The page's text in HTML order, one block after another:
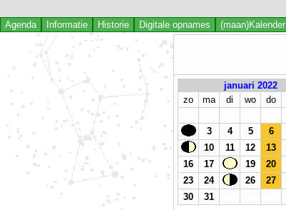
Agenda Informatie Historie Digitale opnames (maan)Kalender
januari 2022
zo
ma di wo do
3
4 5 6
10
11 12 13
16
17 19 20
23
24 26 27
30
31